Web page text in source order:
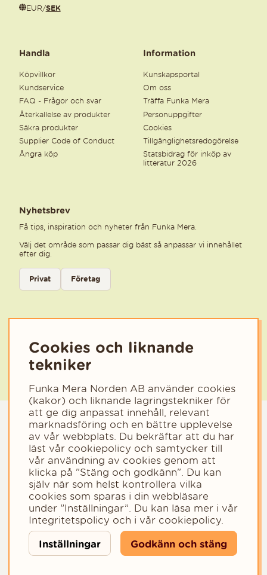
EUR/SEK
Handla
Köpvillkor
Kundservice
FAQ - Frågor och svar
Återkallelse av produkter
Säkra produkter
Supplier Code of Conduct
Ångra köp
Information
Kunskapsportal
Om oss
Träffa Funka Mera
Personuppgifter
Cookies
Tillgänglighetsredogörelse
Statsbidrag för inköp av
litteratur 2026
Nyhetsbrev
Få tips, inspiration och nyheter från Funka Mera.
Välj det område som passar dig bäst så anpassar vi innehållet
efter dig.
Välj kategori för nyhetsbrev
Privat
Företag
Copyright © 2023 - Funka Mera Norden AB
Cookies och liknande
tekniker
Funka Mera Norden AB använder cookies
(kakor) och liknande lagringstekniker för
att ge dig anpassat innehåll, relevant
marknadsföring och en bättre upplevelse
av vår webbplats. Du bekräftar att du har
läst vår cookiepolicy och samtycker till
vår användning av cookies genom att
klicka på "Stäng och godkänn". Du kan
själv när som helst kontrollera vilka
cookies som sparas i din webbläsare
under ”Inställningar”. Du kan läsa mer i vår
Integritetspolicy och i vår cookiepolicy.
Inställningar Godkänn och stäng